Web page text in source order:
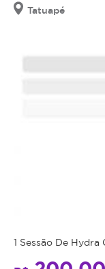
Tatuapé
1 Sessão De